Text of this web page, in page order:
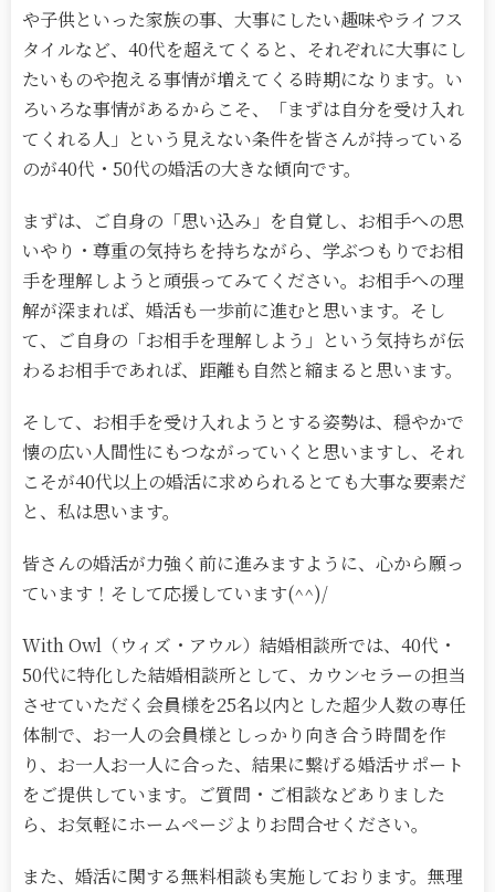
や子供といった家族の事、大事にしたい趣味やライフス
タイルなど、40代を超えてくると、それぞれに大事にし
たいものや抱える事情が増えてくる時期になります。い
ろいろな事情があるからこそ、「まずは自分を受け入れ
てくれる人」という見えない条件を皆さんが持っている
のが40代・50代の婚活の大きな傾向です。
まずは、ご自身の「思い込み」を自覚し、お相手への思
いやり・尊重の気持ちを持ちながら、学ぶつもりでお相
手を理解しようと頑張ってみてください。お相手への理
解が深まれば、婚活も一歩前に進むと思います。そし
て、ご自身の「お相手を理解しよう」という気持ちが伝
わるお相手であれば、距離も自然と縮まると思います。
そして、お相手を受け入れようとする姿勢は、穏やかで
懐の広い人間性にもつながっていくと思いますし、それ
こそが40代以上の婚活に求められるとても大事な要素だ
と、私は思います。
皆さんの婚活が力強く前に進みますように、心から願っ
ています！そして応援しています(^^)/
With Owl（ウィズ・アウル）結婚相談所では、40代・
50代に特化した結婚相談所として、カウンセラーの担当
させていただく会員様を25名以内とした超少人数の専任
体制で、お一人の会員様としっかり向き合う時間を作
り、お一人お一人に合った、結果に繋げる婚活サポート
をご提供しています。ご質問・ご相談などありました
ら、お気軽にホームページよりお問合せください。
また、婚活に関する無料相談も実施しております。無理